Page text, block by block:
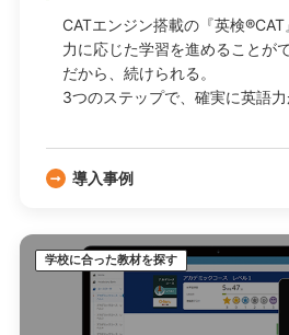
CATエンジン搭載の『英検
力に応じた学習を進めることがで
だから、続けられる。
3つのステップで、確実に英語力
導入事例
学校に合った教材を探す